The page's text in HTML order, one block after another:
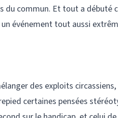
du commun. Et tout a débuté
événement tout aussi
des exploits circassiens,
certaines pensées